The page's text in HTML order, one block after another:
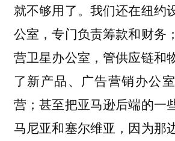
就不够用了。我们还在纽约
公室，专门负责筹款和财务
营卫星办公室，管供应链和
了新产品、广告营销办公
营；甚至把亚马逊后端的一
马尼亚和塞尔维亚，因为那